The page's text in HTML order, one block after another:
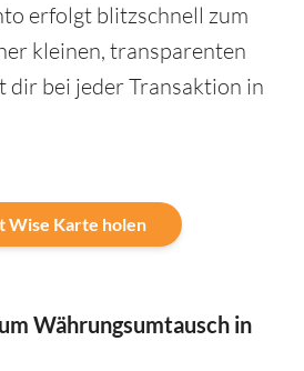
erfolgt blitzschnell zum
kleinen, transparenten
dir bei jeder Transaktion in
Wise Karte holen
Währungsumtausch in